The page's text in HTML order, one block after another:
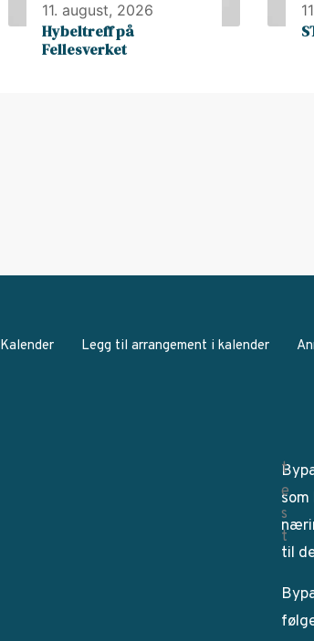
11. august, 2026
Hybeltreff på
Fellesverket
Kalender Legg til arrangement i kalender
til